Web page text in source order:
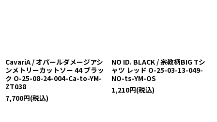
CavariA / オパールダメージアシ
ンメトリーカットソー 44 ブラッ
ク O-25-08-24-004-Ca-to-YM-
ZT038
7,700円(税込)
NO ID. BLACK / 宗教柄BIG Tシ
ャツ レッド O-25-03-13-049-
NO-ts-YM-OS
1,210円(税込)